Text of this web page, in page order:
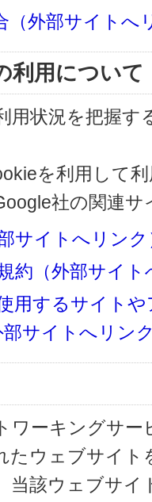
（外部サイトへ
用について
用状況を把握す
を利用して
社の関連
サイトへリンク
約（外部サイ
用するサイト
サイトへリン
ワーキングサー
たウェブサイ
当該ウェブサイ